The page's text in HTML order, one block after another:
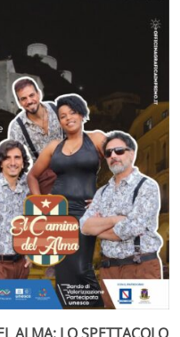
ALMA: LO SPETTACOLO